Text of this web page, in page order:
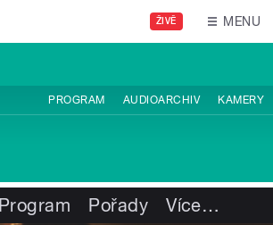
ŽIVĚ MENU
PROGRAM AUDIOARCHIV KAMERY
Program Pořady Více…